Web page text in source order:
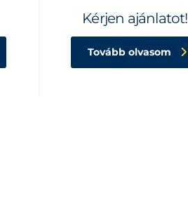
Kérjen ajánlatot!
Tovább olvasom